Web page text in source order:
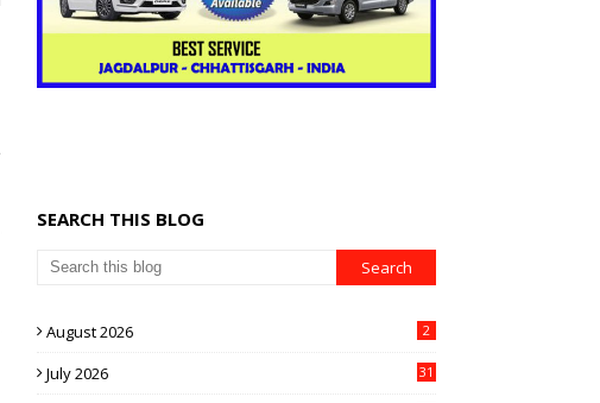
SEARCH THIS BLOG
August 2026 2
July 2026 31